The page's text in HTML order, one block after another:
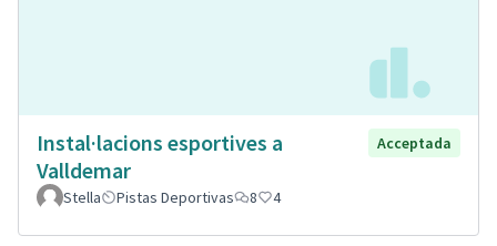
Instal·lacions esportives a
Valldemar
Acceptada
Stella Pistas Deportivas 8 4